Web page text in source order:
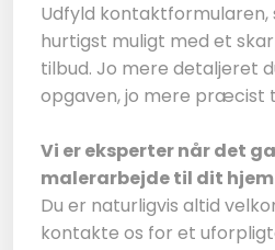
Udfyld kontaktformularen,
hurtigst muligt med et
tilbud. Jo mere detaljeret
opgaven, jo mere præcist
Vi er eksperter når det
malerarbejde til dit
​Du er naturligvis altid
kontakte os for et